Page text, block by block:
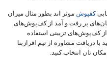
کفپوش موثر اند بطور مثال میزان
پر رفت و آمد از کف‌پوش‌های
کف‌پوش‌های تزیینی استفاده‌
دریافت مشاوره از تیم افرازبنا
تان انتخاب کنید.